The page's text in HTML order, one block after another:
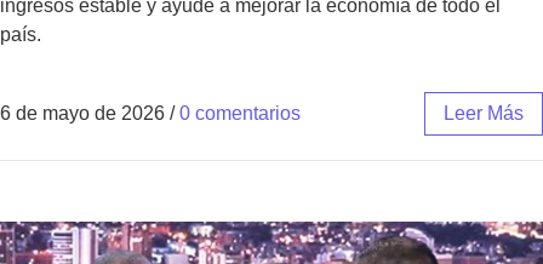
ingresos estable y ayude a mejorar la economía de todo el
país.
6 de mayo de 2026 / 0 comentarios Leer Más